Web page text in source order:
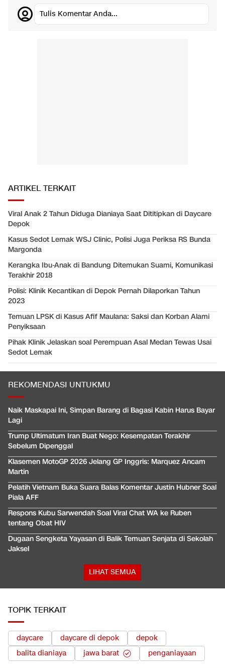
Tulis Komentar Anda...
ARTIKEL TERKAIT
Viral Anak 2 Tahun Diduga Dianiaya Saat Dititipkan di Daycare
Depok
Kasus Sedot Lemak WSJ Clinic, Polisi Juga Periksa RS Bunda
Margonda
Kerangka Ibu-Anak di Bandung Ditemukan Suami, Komunikasi
Terakhir 2018
Polisi: Klinik Kecantikan di Depok Pernah Dilaporkan Tahun
2023
Temuan LPSK di Kasus Afif Maulana: Saksi dan Korban Alami
Penyiksaan
Pihak Klinik Jelaskan soal Perempuan Asal Medan Tewas Usai
Sedot Lemak
REKOMENDASI UNTUKMU
Naik Maskapai Ini, Simpan Barang di Bagasi Kabin Harus Bayar
Lagi
Trump Ultimatum Iran Buat Nego: Kesempatan Terakhir
Sebelum Dipenggal
Klasemen MotoGP 2026 Jelang GP Inggris: Marquez Ancam
Martin
Pelatih Vietnam Buka Suara Balas Komentar Justin Hubner Soal
Piala AFF
Respons Kubu Sarwendah Soal Viral Chat WA ke Ruben
tentang Obat HIV
Dugaan Sengketa Yayasan di Balik Temuan Senjata di Sekolah
Jaksel
LIHAT SEMUA
TOPIK TERKAIT
daycare daycare di depok
depok
balita dianiaya
jawa barat penganiayaan